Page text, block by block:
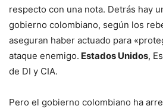
respecto con una nota. Detrás hay
gobierno colombiano, según los
aseguran haber actuado para
ataque enemigo. Estados Unidos,
de DI y CIA.
Pero el gobierno colombiano ha